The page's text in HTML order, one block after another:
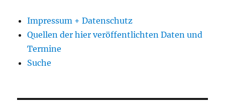
Impressum + Datenschutz
Quellen der hier veröffentlichten Daten und
Termine
Suche